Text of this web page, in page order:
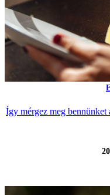
Így mérgez meg